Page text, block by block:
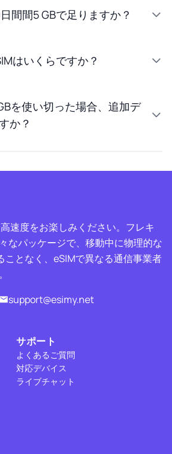
間間5 GBで足りますか？
はいくらですか？
を使い切った場合、追加デ
か？
速度をお楽しみください。フレキ
なパッケージで、移動中に物理的な
ことなく、eSIMで異なる通信事業者
support@esimy.net
サポート
よくあるご質問
対応デバイス
ライブチャット